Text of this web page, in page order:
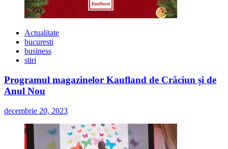
Actualitate
bucuresti
business
stiri
Programul magazinelor Kaufland de Crăciun și de
Anul Nou
decembrie 20, 2023